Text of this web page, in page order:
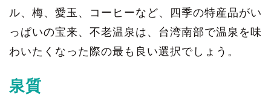
ル、梅、愛玉、コーヒーなど、四季の特産品がい
っぱいの宝来、不老温泉は、台湾南部で温泉を味
わいたくなった際の最も良い選択でしょう。
泉質